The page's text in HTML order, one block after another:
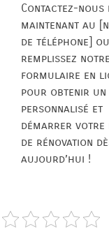
Contactez-nous
maintenant au
de téléphone] ou
remplissez notre
formulaire en
pour obtenir un
personnalisé et
démarrer votre
de rénovation
aujourd’hui !